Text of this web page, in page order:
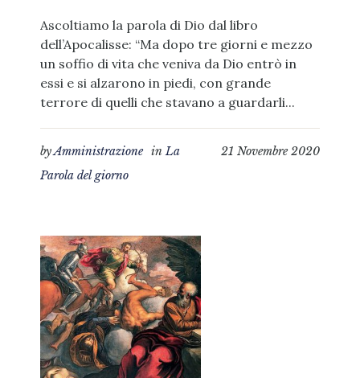
Ascoltiamo la parola di Dio dal libro
dell’Apocalisse: “Ma dopo tre giorni e mezzo
un soffio di vita che veniva da Dio entrò in
essi e si alzarono in piedi, con grande
terrore di quelli che stavano a guardarli...
21 Novembre 2020
byAmministrazione inLa
Parola del giorno